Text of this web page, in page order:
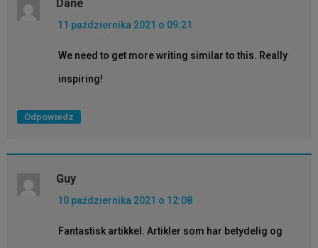
Dane
11 października 2021 o 09:21
We need to get more writing similar to this. Really
inspiring!
Odpowiedz
Guy
10 października 2021 o 12:08
Fantastisk artikkel. Artikler som har betydelig og